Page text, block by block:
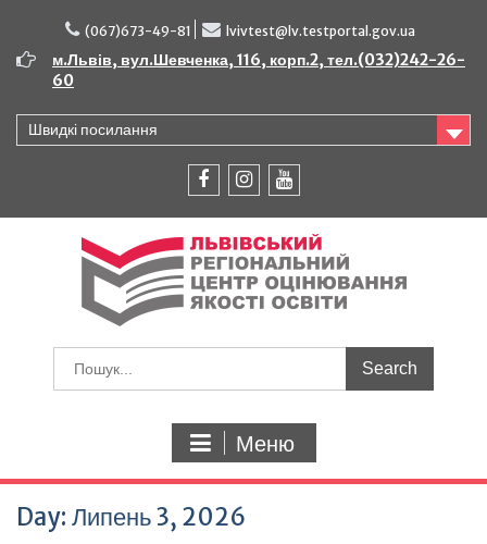
вмісту
(067)673-49-81 lvivtest@lv.testportal.gov.ua
м.Львів, вул.Шевченка, 116, корп.2, тел.(032)242-26-
60
Швидкі посилання
Меню
Day: Липень 3, 2026